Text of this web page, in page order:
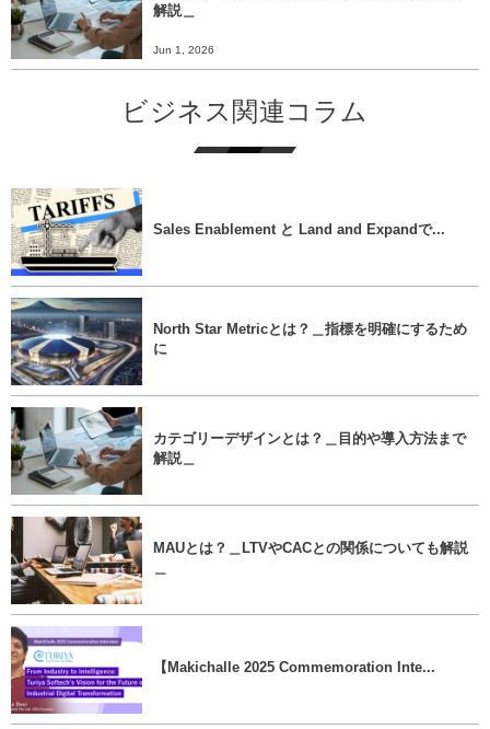
解説＿
Jun 1, 2026
ビジネス関連コラム
Sales Enablement と Land and Expandで...
North Star Metricとは？＿指標を明確にするため
に
カテゴリーデザインとは？＿目的や導入方法まで
解説＿
MAUとは？＿LTVやCACとの関係についても解説
【Makichalle 2025 Commemoration Inte...